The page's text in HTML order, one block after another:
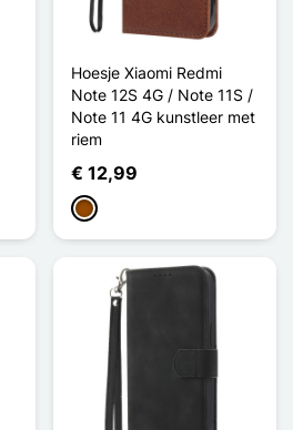
Hoesje Xiaomi Redmi
Note 12S 4G / Note 11S /
Note 11 4G kunstleer met
riem
€ 12,99
Bruin